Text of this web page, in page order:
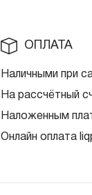
ОПЛАТА
Наличными при
На рассчётный
Наложенным
Онлайн оплата